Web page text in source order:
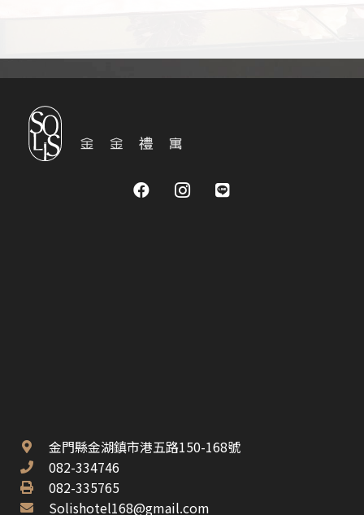
金門縣金湖鎮市港五路150-168號
082-334746
082-335765
Solishotel168@gmail.com